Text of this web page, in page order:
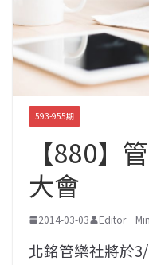
593-955期
【880】
大會
2014-03-03 Editor｜
北銘管樂社將於